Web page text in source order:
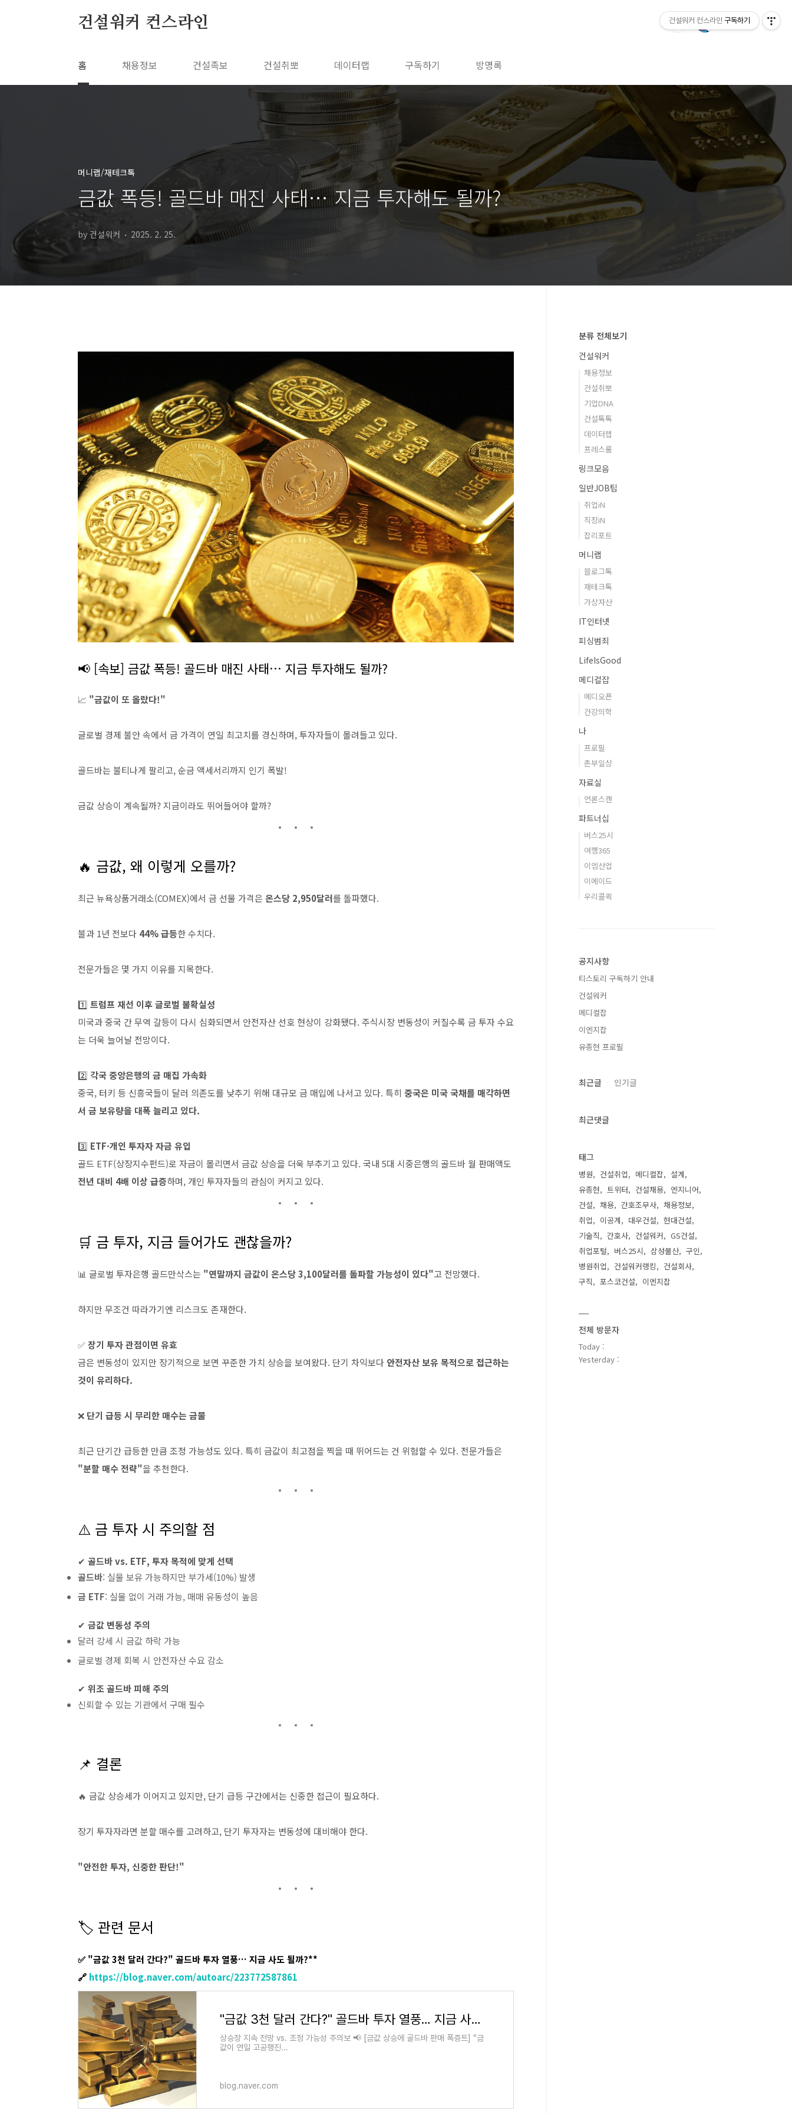
건설워커 컨스라인
홈 채용정보 건설족보 건설취뽀 데이터랩 구독하기 방명록
머니랩/재테크톡
금값 폭등! 골드바 매진 사태… 지금 투자해도 될까?
by 건설워커 2025. 2. 25.
📢 [속보] 금값 폭등! 골드바 매진 사태… 지금 투자해도 될까?
📈 "금값이 또 올랐다!"
글로벌 경제 불안 속에서 금 가격이 연일 최고치를 경신하며, 투자자들이 몰려들고 있다.
골드바는 불티나게 팔리고, 순금 액세서리까지 인기 폭발!
금값 상승이 계속될까? 지금이라도 뛰어들어야 할까?
🔥 금값, 왜 이렇게 오를까?
최근 뉴욕상품거래소(COMEX)에서 금 선물 가격은 온스당 2,950달러를 돌파했다.
불과 1년 전보다 44% 급등한 수치다.
전문가들은 몇 가지 이유를 지목한다.
1️⃣ 트럼프 재선 이후 글로벌 불확실성
미국과 중국 간 무역 갈등이 다시 심화되면서 안전자산 선호 현상이 강화됐다. 주식시장 변동성이 커질수록 금 투자 수요
는 더욱 늘어날 전망이다.
2️⃣ 각국 중앙은행의 금 매집 가속화
중국, 터키 등 신흥국들이 달러 의존도를 낮추기 위해 대규모 금 매입에 나서고 있다. 특히 중국은 미국 국채를 매각하면
서 금 보유량을 대폭 늘리고 있다.
3️⃣ ETF·개인 투자자 자금 유입
골드 ETF(상장지수펀드)로 자금이 몰리면서 금값 상승을 더욱 부추기고 있다. 국내 5대 시중은행의 골드바 월 판매액도
전년 대비 4배 이상 급증하며, 개인 투자자들의 관심이 커지고 있다.
🛒 금 투자, 지금 들어가도 괜찮을까?
📊 글로벌 투자은행 골드만삭스는 "연말까지 금값이 온스당 3,100달러를 돌파할 가능성이 있다"고 전망했다.
하지만 무조건 따라가기엔 리스크도 존재한다.
✅장기 투자 관점이면 유효
금은 변동성이 있지만 장기적으로 보면 꾸준한 가치 상승을 보여왔다. 단기 차익보다 안전자산 보유 목적으로 접근하는
것이 유리하다.
❌ 단기 급등 시 무리한 매수는 금물
최근 단기간 급등한 만큼 조정 가능성도 있다. 특히 금값이 최고점을 찍을 때 뛰어드는 건 위험할 수 있다. 전문가들은
"분할 매수 전략"을 추천한다.
⚠️ 금 투자 시 주의할 점
✔ 골드바 vs. ETF, 투자 목적에 맞게 선택
골드바: 실물 보유 가능하지만 부가세(10%) 발생
금 ETF: 실물 없이 거래 가능, 매매 유동성이 높음
✔ 금값 변동성 주의
달러 강세 시 금값 하락 가능
글로벌 경제 회복 시 안전자산 수요 감소
✔ 위조 골드바 피해 주의
신뢰할 수 있는 기관에서 구매 필수
📌 결론
🔥 금값 상승세가 이어지고 있지만, 단기 급등 구간에서는 신중한 접근이 필요하다.
장기 투자자라면 분할 매수를 고려하고, 단기 투자자는 변동성에 대비해야 한다.
"안전한 투자, 신중한 판단!"
🏷️ 관련 문서
✅ "금값 3천 달러 간다?" 골드바 투자 열풍… 지금 사도 될까?**
🔗 https://blog.naver.com/autoarc/223772587861
"금값 3천 달러 간다?" 골드바 투자 열풍… 지금 사도 될까?
상승장 지속 전망 vs. 조정 가능성 주의보 📢 [금값 상승에 골드바 판매 폭증트] “금
값이 연일 고공행진...
blog.naver.com
분류 전체보기
건설워커
채용정보
건설취뽀
기업DNA
건설톡톡
데이터랩
프레스룸
링크모음
일반JOB팁
취업iN
직장iN
잡리포트
머니랩
블로그톡
재테크톡
가상자산
IT인터넷
피싱범죄
LifeIsGood
메디컬잡
메디오픈
건강의학
나
프로필
촌부일상
자료실
언론스캔
파트너십
버스25시
여행365
이엠산업
이메이드
우리콜퀵
공지사항
티스토리 구독하기 안내
건설워커
메디컬잡
이엔지잡
유종현 프로필
최근글 인기글
최근댓글
태그
병원 건설취업 메디컬잡
설계
유종현
트위터 건설채용
엔지니어
건설
채용 간호조무사
채용정보
취업
이공계 대우건설
현대건설
기술직
간호사 건설워커
GS건설
취업포털
버스25시 삼성물산
구인
병원취업
건설워커랭킹
건설회사
구직
포스코건설 이엔지잡
전체 방문자
Today :
Yesterday :
건설워커 컨스라인 구독하기